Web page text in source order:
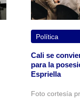
Política
Cali se
para la
Espriella
Foto cortesía